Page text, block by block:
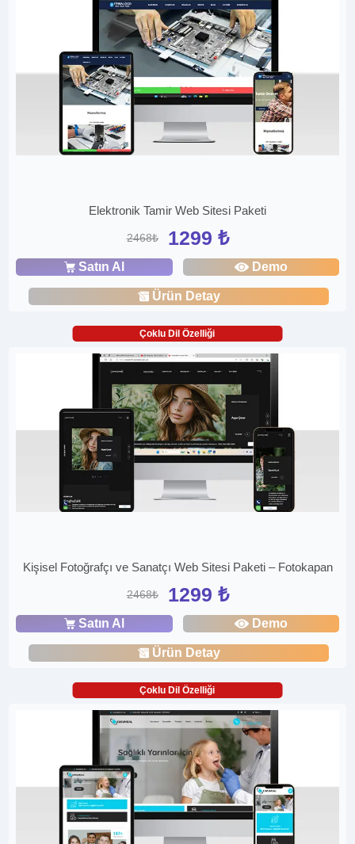
Elektronik Tamir Web Sitesi Paketi
2468₺ 1299 ₺
Satın Al Demo
Ürün Detay
Çoklu Dil Özelliği
Kişisel Fotoğrafçı ve Sanatçı Web Sitesi Paketi – Fotokapan
2468₺ 1299 ₺
Satın Al Demo
Ürün Detay
Çoklu Dil Özelliği